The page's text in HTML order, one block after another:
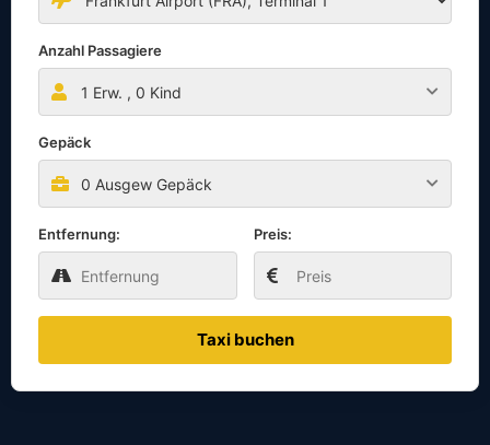
Anzahl Passagiere
1 Erw. , 0 Kind
Gepäck
0 Ausgew Gepäck
Entfernung: Preis:
Taxi buchen